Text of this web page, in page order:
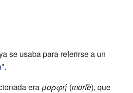
se usaba para referirse a un
".
era μορφή (morfè), que